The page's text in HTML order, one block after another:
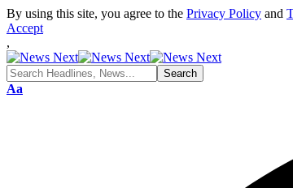
By using this site, you agree to the Privacy Policy and
Accept
,
Font
Aa